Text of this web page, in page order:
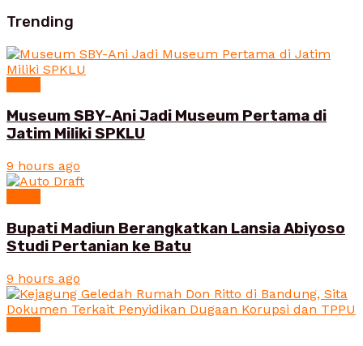
Trending
Museum SBY-Ani Jadi Museum Pertama di
Jatim Miliki SPKLU
9 hours ago
Bupati Madiun Berangkatkan Lansia Abiyoso
Studi Pertanian ke Batu
9 hours ago